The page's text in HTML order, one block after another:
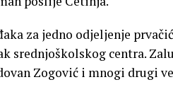
za jedno odjeljenje
srednjoškolskog centra.
Zogović i mnogi drugi